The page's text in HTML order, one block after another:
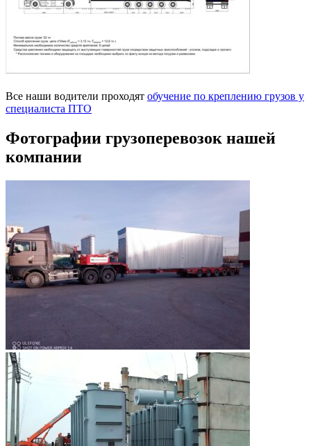
Все наши водители проходят обучение по креплению грузов у
специалиста ПТО
Фотографии грузоперевозок нашей
компании